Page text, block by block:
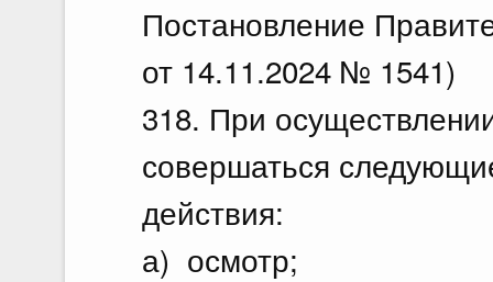
Постановление
от 14.11.2024 № 1541)
318. При
совершаться
действия:
а) осмотр;